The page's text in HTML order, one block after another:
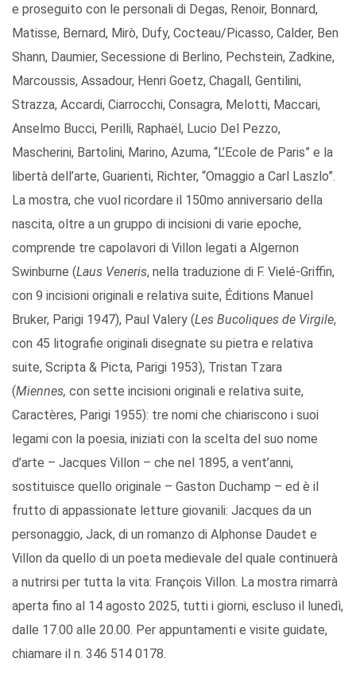
e proseguito con le personali di Degas, Renoir, Bonnard,
Matisse, Bernard, Mirò, Dufy, Cocteau/Picasso, Calder, Ben
Shann, Daumier, Secessione di Berlino, Pechstein, Zadkine,
Marcoussis, Assadour, Henri Goetz, Chagall, Gentilini,
Strazza, Accardi, Ciarrocchi, Consagra, Melotti, Maccari,
Anselmo Bucci, Perilli, Raphaël, Lucio Del Pezzo,
Mascherini, Bartolini, Marino, Azuma, “L’Ecole de Paris” e la
libertà dell’arte, Guarienti, Richter, “Omaggio a Carl Laszlo”.
La mostra, che vuol ricordare il 150mo anniversario della
nascita, oltre a un gruppo di incisioni di varie epoche,
comprende tre capolavori di Villon legati a Algernon
Swinburne (Laus Veneris, nella traduzione di F. Vielé-Griffin,
con 9 incisioni originali e relativa suite, Éditions Manuel
Bruker, Parigi 1947), Paul Valery (Les Bucoliques de Virgile,
con 45 litografie originali disegnate su pietra e relativa
suite, Scripta & Picta, Parigi 1953), Tristan Tzara
(Miennes, con sette incisioni originali e relativa suite,
Caractères, Parigi 1955): tre nomi che chiariscono i suoi
legami con la poesia, iniziati con la scelta del suo nome
d’arte – Jacques Villon – che nel 1895, a vent’anni,
sostituisce quello originale – Gaston Duchamp – ed è il
frutto di appassionate letture giovanili: Jacques da un
personaggio, Jack, di un romanzo di Alphonse Daudet e
Villon da quello di un poeta medievale del quale continuerà
a nutrirsi per tutta la vita: François Villon. La mostra rimarrà
aperta fino al 14 agosto 2025, tutti i giorni, escluso il lunedì,
dalle 17.00 alle 20.00. Per appuntamenti e visite guidate,
chiamare il n. 346 514 0178.